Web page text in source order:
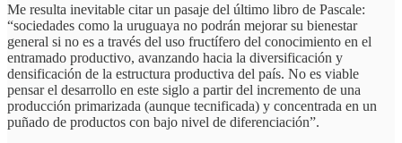
Me resulta inevitable citar un pasaje del último libro de Pascale:
“sociedades como la uruguaya no podrán mejorar su bienestar
general si no es a través del uso fructífero del conocimiento en el
entramado productivo, avanzando hacia la diversificación y
densificación de la estructura productiva del país. No es viable
pensar el desarrollo en este siglo a partir del incremento de una
producción primarizada (aunque tecnificada) y concentrada en un
puñado de productos con bajo nivel de diferenciación”.